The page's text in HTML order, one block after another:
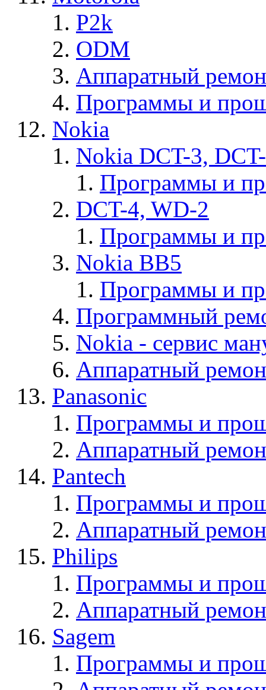
P2k
ODM
Аппаратный
Программы и
Nokia
Nokia DCT-3,
Программы и
DCT-4, WD-2
Программы и
Nokia BB5
Программы и
Программный
Nokia - cервис
Аппаратный
Panasonic
Программы и
Аппаратный
Pantech
Программы и
Аппаратный
Philips
Программы и
Аппаратный
Sagem
Программы и